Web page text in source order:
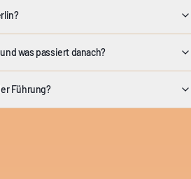
was passiert danach?
Führung?